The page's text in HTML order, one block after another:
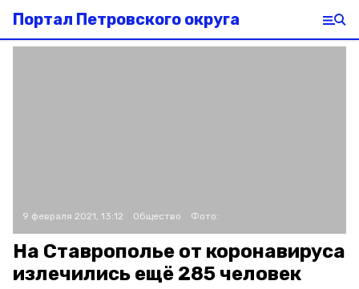
Портал Петровского округа
9 февраля 2021, 13:12 Общество Фото:
На Ставрополье от коронавируса
излечились ещё 285 человек